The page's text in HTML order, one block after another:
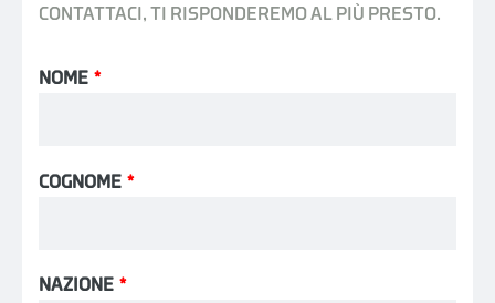
CONTATTACI, TI RISPONDEREMO AL PIÙ PRESTO.
NOME *
COGNOME *
NAZIONE *